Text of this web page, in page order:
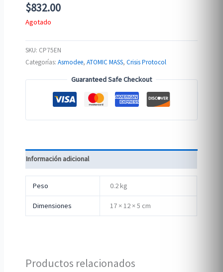
$832.00
Agotado
SKU: CP75EN
Categorías:Asmodee,ATOMIC MASS,Crisis Protocol
Guaranteed Safe Checkout
Información adicional
Peso 0.2 kg
Dimensiones 17 × 12 × 5 cm
Productos relacionados